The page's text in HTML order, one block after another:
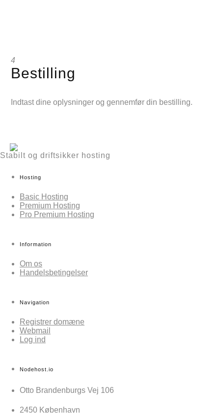
4
Bestilling
Indtast dine oplysninger og gennemfør din bestilling.
Stabilt og driftsikker hosting
Hosting
Basic Hosting
Premium Hosting
Pro Premium Hosting
Information
Om os
Handelsbetingelser
Navigation
Registrer domæne
Webmail
Log ind
Nodehost.io
Otto Brandenburgs Vej 106
2450 København